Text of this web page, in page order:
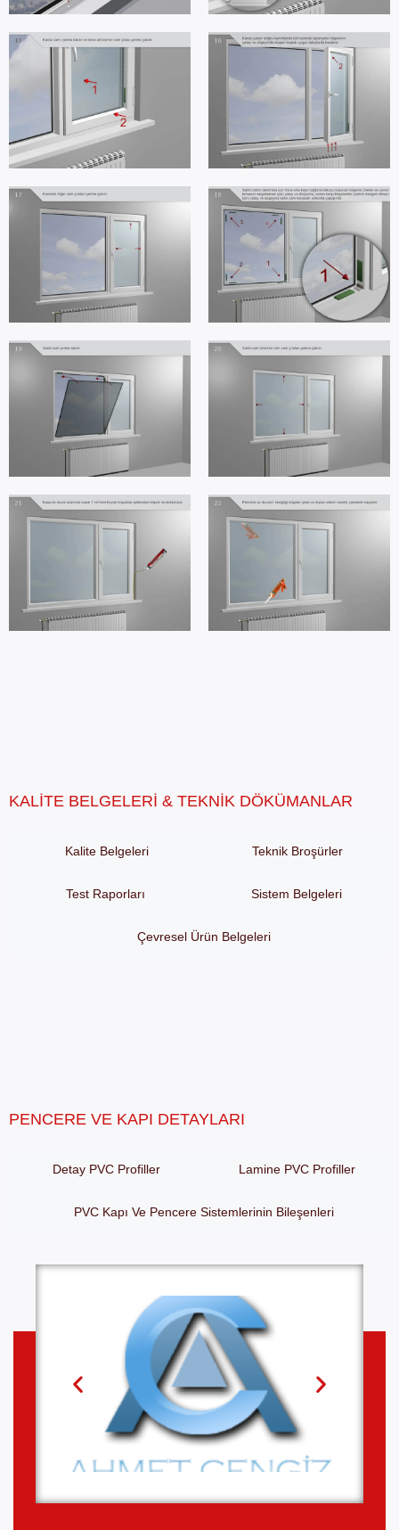
KALITE BELGELERI & TEKNIK DÖKÜMANLAR
Kalite Belgeleri Teknik Broşürler
Test Raporları Sistem Belgeleri
Çevresel Ürün Belgeleri
PENCERE VE KAPI DETAYLARI
Detay PVC Profiller Lamine PVC Profiller
PVC Kapı Ve Pencere Sistemlerinin Bileşenleri